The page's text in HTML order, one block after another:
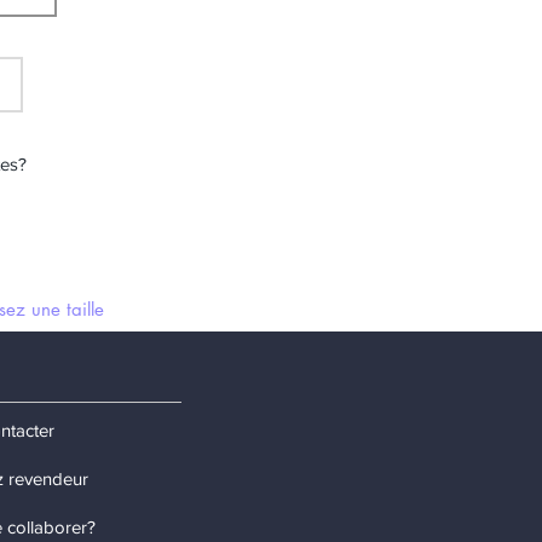
revendeur
collaborer?